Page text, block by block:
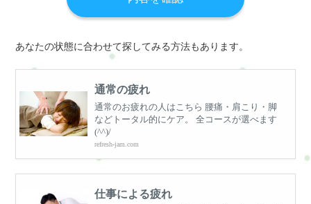
あなたの状態に合わせて探してみる方法もあります。
通常の疲れ
通常のお疲れの人はこちら 腰痛・肩こり・脚
などトータル的にケア。 全コースが選べます
(^^)/
refresh-jam.com
仕事による疲れ